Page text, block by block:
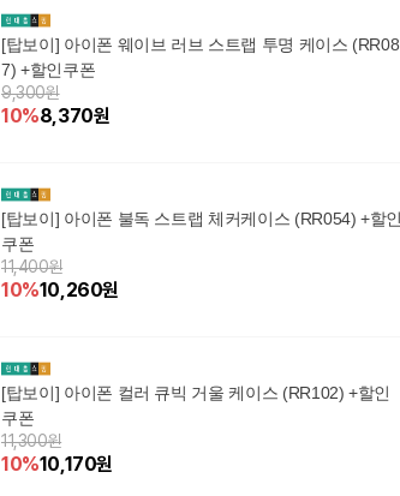
[탑보이] 아이폰 웨이브 러브 스트랩 투명 케이스 (RR08
7) +할인쿠폰
9,300원
10%8,370원
[탑보이] 아이폰 불독 스트랩 체커케이스 (RR054) +할
쿠폰
11,400원
10%10,260원
[탑보이] 아이폰 컬러 큐빅 거울 케이스 (RR102) +할인
쿠폰
11,300원
10%10,170원